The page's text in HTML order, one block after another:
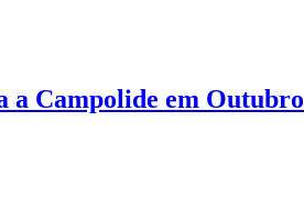
a Campolide em Outubro